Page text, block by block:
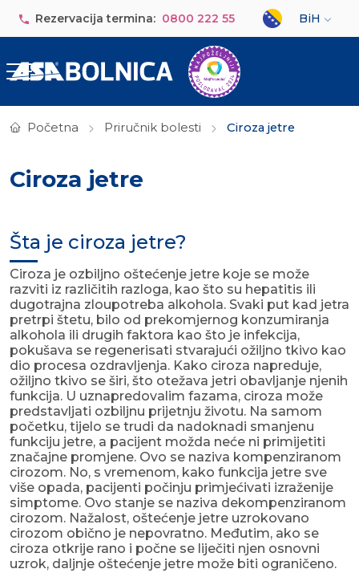
Rezervacija termina: 0800 222 55
Select your
BiH
Početna Priručnik bolesti Ciroza jetre
Ciroza jetre
Šta je ciroza jetre?
Ciroza je ozbiljno oštećenje jetre koje se može
razviti iz različitih razloga, kao što su hepatitis ili
dugotrajna zloupotreba alkohola. Svaki put kad jetra
pretrpi štetu, bilo od prekomjernog konzumiranja
alkohola ili drugih faktora kao što je infekcija,
pokušava se regenerisati stvarajući ožiljno tkivo kao
dio procesa ozdravljenja. Kako ciroza napreduje,
ožiljno tkivo se širi, što otežava jetri obavljanje njenih
funkcija. U uznapredovalim fazama, ciroza može
predstavljati ozbiljnu prijetnju životu. Na samom
početku, tijelo se trudi da nadoknadi smanjenu
funkciju jetre, a pacijent možda neće ni primijetiti
značajne promjene. Ovo se naziva kompenziranom
cirozom. No, s vremenom, kako funkcija jetre sve
više opada, pacijenti počinju primjećivati izraženije
simptome. Ovo stanje se naziva dekompenziranom
cirozom. Nažalost, oštećenje jetre uzrokovano
cirozom obično je nepovratno. Međutim, ako se
ciroza otkrije rano i počne se liječiti njen osnovni
uzrok, daljnje oštećenje jetre može biti ograničeno.